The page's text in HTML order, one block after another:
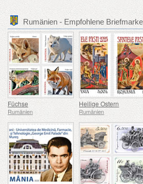
Rumänien - Empfohlene
Füchse
Rumänien
Heilige Ostern
Rumänien